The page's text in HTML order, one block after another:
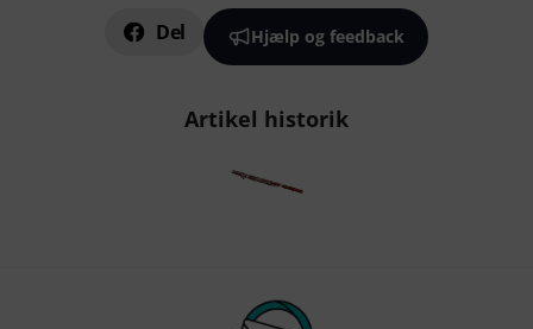
Del Hjælp og feedback
Artikel historik